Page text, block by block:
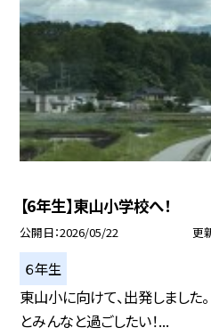
【6年生】東山小学校へ！
公開日 2026/05/22 更
６年生
東山小に向けて、出発しました。
とみんなと過ごしたい！...